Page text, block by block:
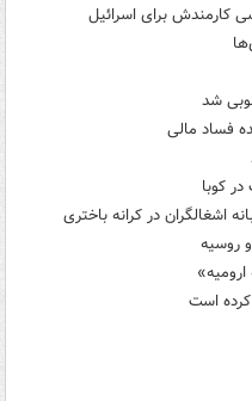
کارمندش برای اسرائیل
شد
فساد مالی
کوبا
اشغالگران در کرانه باختری
روسیه
است